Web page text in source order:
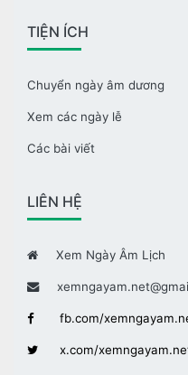
TIỆN ÍCH
Chuyển ngày âm dương
Xem các ngày lễ
Các bài viết
LIÊN HỆ
Xem Ngày Âm Lịch
fb.com/
x.com/